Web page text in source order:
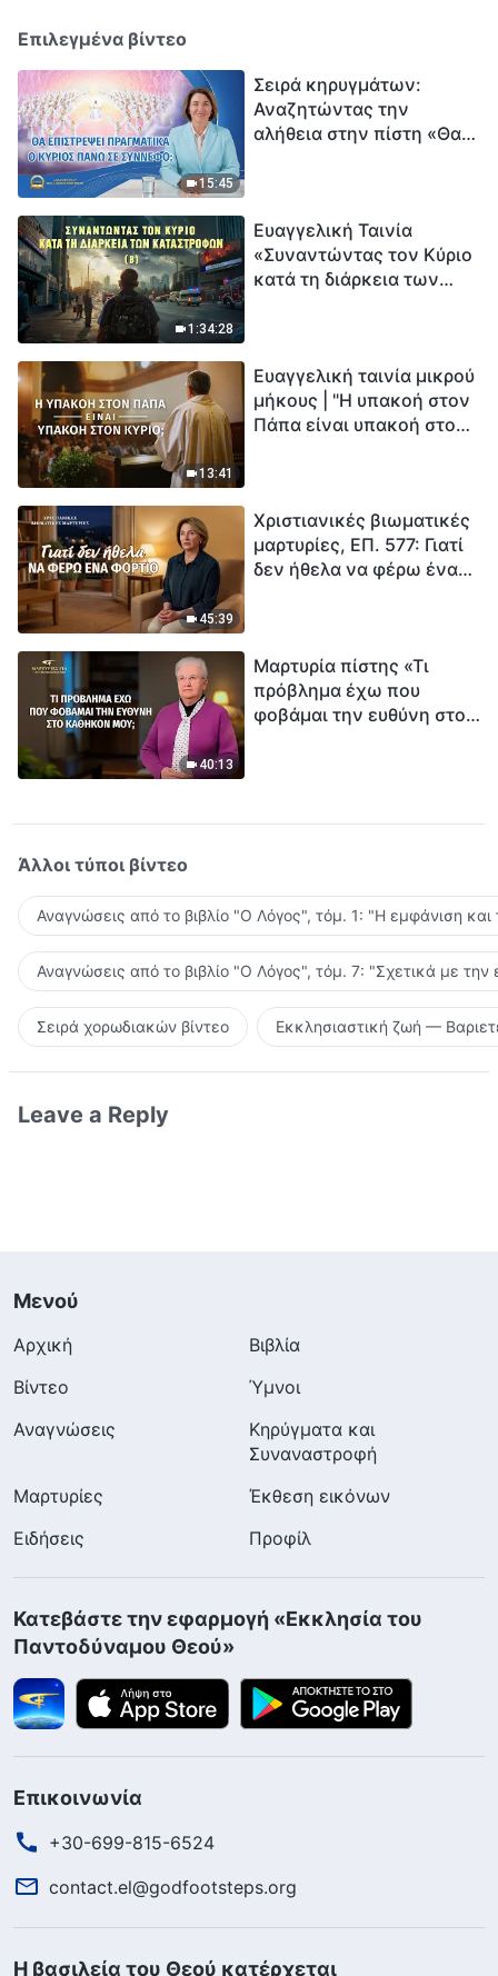
Επιλεγμένα βίντεο
15:45
Σειρά κηρυγμάτων:
Αναζητώντας την
αλήθεια στην πίστη «Θα
1:34:28
Ευαγγελική Ταινία
«Συναντώντας τον Κύριο
κατά τη διάρκεια των
εξαφάνισης». Οι
καταστροφές χτυπούν.
Ξεκινά η αντίστροφη
13:41
Ευαγγελική ταινία μικρού
μήκους | "Η υπακοή στον
Πάπα είναι υπακοή στον
45:39
Χριστιανικές βιωματικές
μαρτυρίες, ΕΠ. 577: Γιατί
δεν ήθελα να φέρω ένα
40:13
Μαρτυρία πίστης «Τι
πρόβλημα έχω που
φοβάμαι την ευθύνη στο
Άλλοι τύποι βίντεο
Αναγνώσεις από το βιβλίο "Ο Λόγος", τόμ. 1: "Η εμφάνιση
Αναγνώσεις από το βιβλίο "Ο Λόγος", τόμ. 7: "Σχετικά με την
Σειρά χορωδιακών βίντεο Εκκλησιαστική ζωή —
Leave a Reply
Μενού
Αρχική
Βιβλία
Βίντεο
Ύμνοι
Αναγνώσεις
Κηρύγματα και
Συναναστροφή
Μαρτυρίες
Έκθεση εικόνων
Ειδήσεις
Προφίλ
Κατεβάστε την εφαρμογή «Εκκλησία του
Παντοδύναμου Θεού»
Επικοινωνία
+30-699-815-6524
contact.el@godfootsteps.org
Η βασιλεία του Θεού κατέρχεται